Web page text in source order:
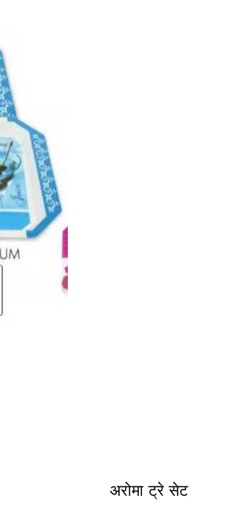
अरोमा ट्रे सेट